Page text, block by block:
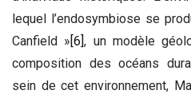
lequel l’endosymbiose se
Canfield »[6], un modèle
composition des océans
sein de cet environnement,